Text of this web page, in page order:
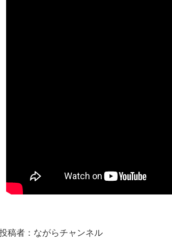
稿者：ながらチャンネル